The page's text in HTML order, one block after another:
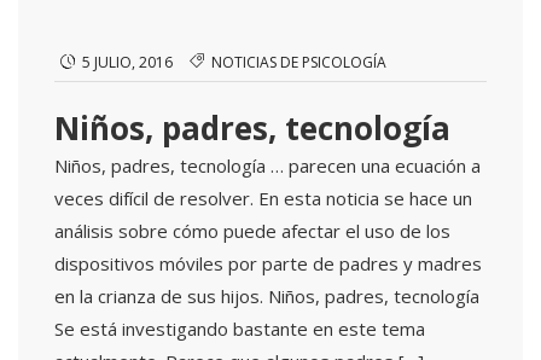
5 JULIO, 2016 NOTICIAS DE PSICOLOGÍA
Niños, padres, tecnología
Niños, padres, tecnología … parecen una ecuación a
veces difícil de resolver. En esta noticia se hace un
análisis sobre cómo puede afectar el uso de los
dispositivos móviles por parte de padres y madres
en la crianza de sus hijos. Niños, padres, tecnología
Se está investigando bastante en este tema